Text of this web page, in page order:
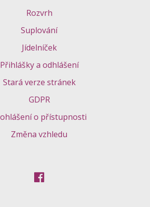
Rozvrh
Suplování
Jídelníček
Přihlášky a odhlášení
Stará verze stránek
GDPR
o přístupnosti
Změna vzhledu